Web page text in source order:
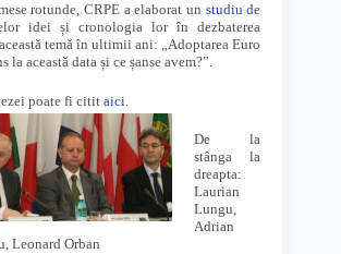
rotunde, CRPE a elaborat un studiu de
idei și cronologia lor în dezbaterea
temă în ultimii ani: „Adoptarea Euro
la această data și ce șanse avem?”.
poate fi citit aici
De la
stânga la
dreapta:
Laurian
Lungu,
Adrian
Leonard Orban